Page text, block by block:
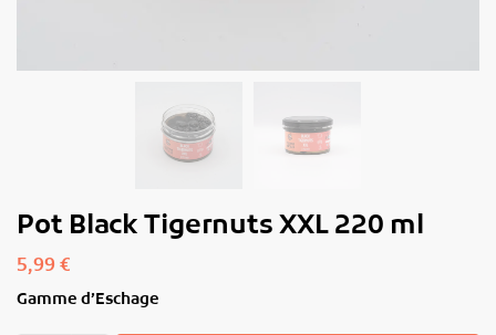
Pot Black Tigernuts XXL 220 ml
5,99 €
Gamme d’Eschage